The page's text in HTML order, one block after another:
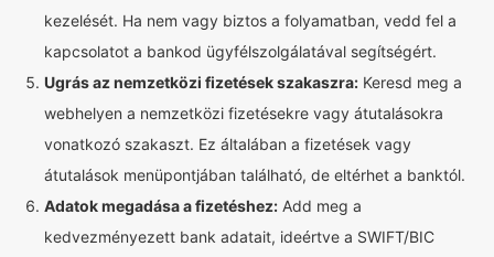
kezelését. Ha nem vagy biztos a folyamatban, vedd fel a
kapcsolatot a bankod ügyfélszolgálatával segítségért.
Ugrás az nemzetközi fizetések szakaszra: Keresd meg a
webhelyen a nemzetközi fizetésekre vagy átutalásokra
vonatkozó szakaszt. Ez általában a fizetések vagy
átutalások menüpontjában található, de eltérhet a banktól.
Adatok megadása a fizetéshez: Add meg a
kedvezményezett bank adatait, ideértve a SWIFT/BIC